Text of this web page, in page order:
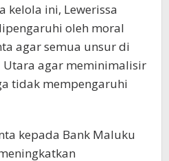
kelola ini, Lewerissa
oleh moral
agar semua unsur di
agar meminimalisir
tidak mempengaruhi
kepada Bank Maluku